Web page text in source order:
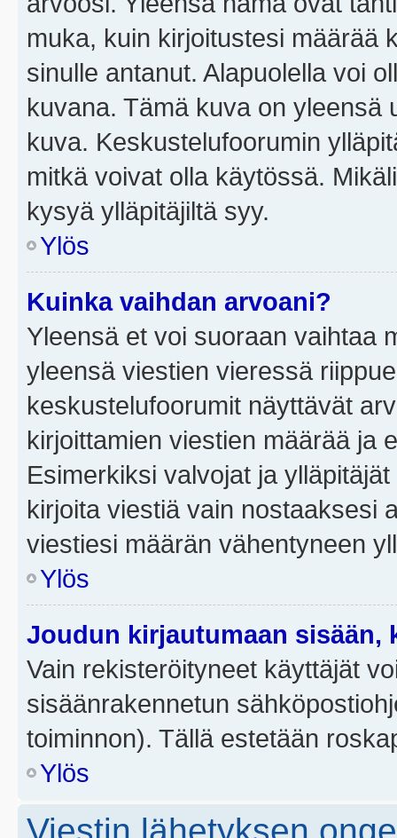
muka, kuin kirjoitustesi määrää
sinulle antanut. Alapuolella voi
kuvana. Tämä kuva on yleensä
kuva. Keskustelufoorumin
mitkä voivat olla käytössä.
kysyä ylläpitäjiltä syy.
Ylös
Kuinka vaihdan arvoani?
Yleensä et voi suoraan vaihtaa
yleensä viestien vieressä
keskustelufoorumit näyttävät
kirjoittamien viestien määrää ja
Esimerkiksi valvojat ja
kirjoita viestiä vain nostaaksesi
viestiesi määrän vähentyneen
Ylös
Joudun kirjautumaan sisään,
Vain rekisteröityneet käyttäjät
sisäänrakennetun
toiminnon). Tällä estetään
Ylös